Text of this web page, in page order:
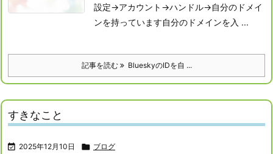
設定→アカウント→ハンドル→自分のドメイ
ンを持っています自分のドメインを入 ...
記事を読む BlueskyのIDを自 ...
すきなこと
 2025年12月10日  ブログ